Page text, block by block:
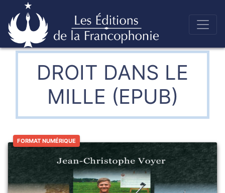
Skip
to Éditions de la francophonie
DROIT DANS LE
MILLE (EPUB)
FORMAT NUMÉRIQUE